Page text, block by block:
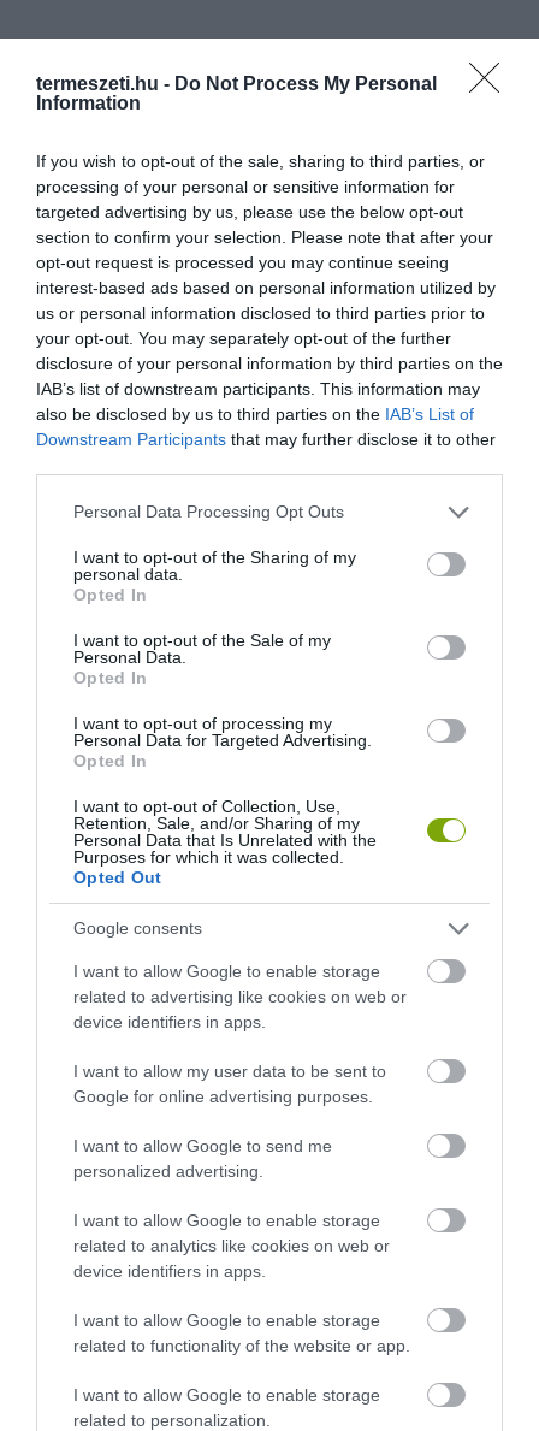
termeszeti.hu - Do Not Process My Personal
Information
If you wish to opt-out of the sale, sharing to third parties, or
processing of your personal or sensitive information for
targeted advertising by us, please use the below opt-out
section to confirm your selection. Please note that after your
opt-out request is processed you may continue seeing
interest-based ads based on personal information utilized by
us or personal information disclosed to third parties prior to
your opt-out. You may separately opt-out of the further
disclosure of your personal information by third parties on the
IAB’s list of downstream participants. This information may
also be disclosed by us to third parties on the IAB’s List of
Downstream Participants that may further disclose it to other
Please note that this website/app uses one or more Google
not limited to your visit or usage behaviour. You may click to
grant or deny consent to Google and its third-party tags to
use your data for below specified purposes in below Google
consent section.
Personal Data Processing Opt Outs
I want to opt-out of the Sharing of my
personal data.
Opted In
I want to opt-out of the Sale of my
Personal Data.
Opted In
I want to opt-out of processing my
Personal Data for Targeted Advertising.
Opted In
I want to opt-out of Collection, Use,
Retention, Sale, and/or Sharing of my
Personal Data that Is Unrelated with the
Purposes for which it was collected.
Opted Out
Google consents
I want to allow Google to enable storage
related to advertising like cookies on web or
device identifiers in apps.
I want to allow my user data to be sent to
Google for online advertising purposes.
I want to allow Google to send me
personalized advertising.
I want to allow Google to enable storage
related to analytics like cookies on web or
device identifiers in apps.
I want to allow Google to enable storage
related to functionality of the website or app.
I want to allow Google to enable storage
related to personalization.
11 MEGLEPŐ DOLOG, AMIT VALAHA EGY ERDŐBEN TALÁLTAK
HASONLÓ ÉRDEKESSÉGEK
A KOALA EVOLÚCIÓS MÚLTJA
NYUGODT
EUKALIPTUSZRÁGCSÁLÁS
500 EDDIG ISMERETLEN
LAKÓJÁT MUTATTA MEG
2026-08-06